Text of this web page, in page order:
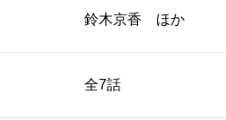
鈴木京香 ほか
全7話